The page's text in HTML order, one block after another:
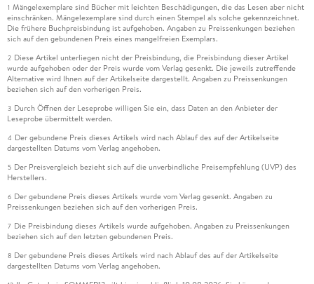
1 Mängelexemplare sind Bücher mit leichten Beschädigungen, die das Lesen aber nicht
einschränken. Mängelexemplare sind durch einen Stempel als solche gekennzeichnet.
Die frühere Buchpreisbindung ist aufgehoben. Angaben zu Preissenkungen beziehen
sich auf den gebundenen Preis eines mangelfreien Exemplars.
2 Diese Artikel unterliegen nicht der Preisbindung, die Preisbindung dieser Artikel
wurde aufgehoben oder der Preis wurde vom Verlag gesenkt. Die jeweils zutreffende
Alternative wird Ihnen auf der Artikelseite dargestellt. Angaben zu Preissenkungen
beziehen sich auf den vorherigen Preis.
3 Durch Öffnen der Leseprobe willigen Sie ein, dass Daten an den Anbieter der
Leseprobe übermittelt werden.
4 Der gebundene Preis dieses Artikels wird nach Ablauf des auf der Artikelseite
dargestellten Datums vom Verlag angehoben.
5 Der Preisvergleich bezieht sich auf die unverbindliche Preisempfehlung (UVP) des
Herstellers.
6 Der gebundene Preis dieses Artikels wurde vom Verlag gesenkt. Angaben zu
Preissenkungen beziehen sich auf den vorherigen Preis.
7 Die Preisbindung dieses Artikels wurde aufgehoben. Angaben zu Preissenkungen
beziehen sich auf den letzten gebundenen Preis.
8 Der gebundene Preis dieses Artikels wird nach Ablauf des auf der Artikelseite
dargestellten Datums vom Verlag angehoben.